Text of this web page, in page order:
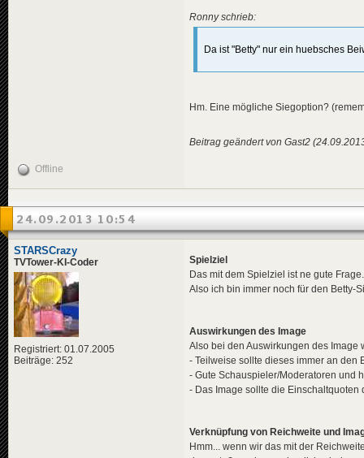
Ronny schrieb:
Da ist "Betty" nur ein huebsches
Hm. Eine mögliche Siegoption?
Beitrag geändert von Gast2
Offline
24.09.2013 10:54
STARSCrazy
TVTower-KI-Coder
Registriert: 01.07.2005
Beiträge: 252
Spielziel
Das mit dem Spielziel ist ne gute Frage.
Also ich bin immer noch für den Betty-
Auswirkungen des Image
Also bei den Auswirkungen des
- Teilweise sollte dieses immer an den
- Gute Schauspieler/Moderatoren und
- Das Image sollte die
Verknüpfung von Reichweite und
Hmm... wenn wir das mit der